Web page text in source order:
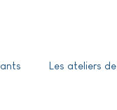
Les ateliers